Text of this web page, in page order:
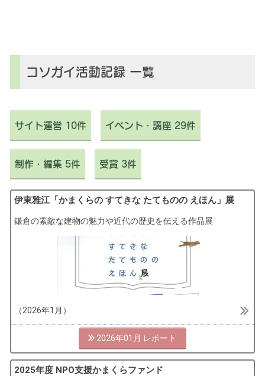
て
コソガイ活動記録 一覧
サイト運営 10件 イベント・講座 29件
制作・編集 5件 受賞 3件
伊東雅江「かまくらの すてきな たてものの えほん」展
鎌倉の素敵な建物の魅力や近代の歴史を伝える作品展
（2026年1月）
2026年01月
2025年度 NPO支援かまくらファンド